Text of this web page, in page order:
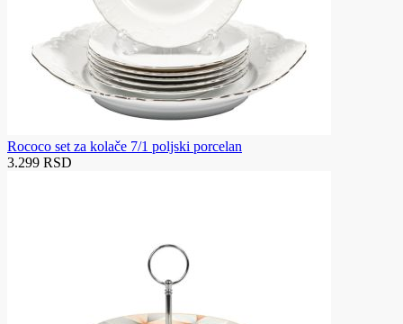
Rococo set za kolače 7/1 poljski porcelan
3.299 RSD